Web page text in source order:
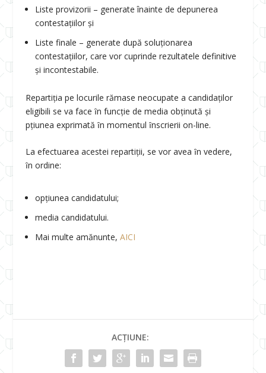
Liste provizorii – generate înainte de depunerea
contestațiilor și
Liste finale – generate după soluționarea
contestațiilor, care vor cuprinde rezultatele definitive
și incontestabile.
Repartiţia pe locurile rămase neocupate a candidaţilor
eligibili se va face ȋn funcţie de media obţinută şi
pţiunea exprimată ȋn momentul ȋnscrierii on-line.
La efectuarea acestei repartiţii, se vor avea ȋn vedere,
ȋn ordine:
opţiunea candidatului;
media candidatului.
Mai multe amănunte, AICI
ACȚIUNE: